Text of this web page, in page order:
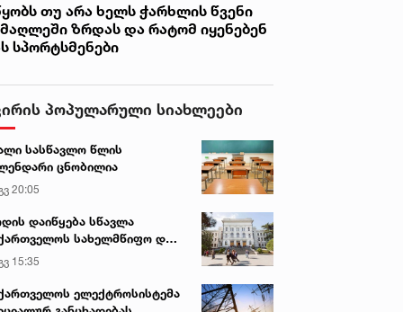
თუ არა ხელს ჭარხლის წვენი
ზრდას და რატომ იყენებენ
სპორტსმენები
პოპულარული სიახლეები
სასწავლო წლის
ცნობილია
20:05
დაიწყება სწავლა
სახელმწიფო და
უნივერსიტეტებში
15:35
ელექტროსისტემა